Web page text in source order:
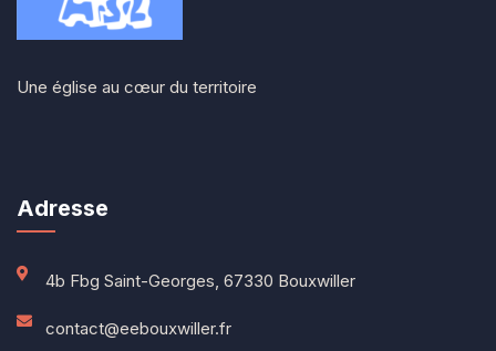
Une église au cœur du territoire
Adresse
4b Fbg Saint-Georges, 67330 Bouxwiller
contact@eebouxwiller.fr